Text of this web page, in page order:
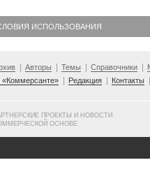
ИСПОЛЬЗОВАНИЯ
Авторы Темы Справочники
Редакция Контакты
ПРОЕКТЫ И НОВОСТИ
ОСНОВЕ